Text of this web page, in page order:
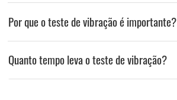
Por que o teste de vibração é importante?
Quanto tempo leva o teste de vibração?